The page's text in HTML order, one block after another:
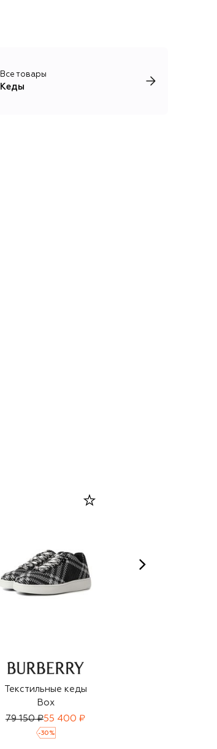
Все товары
Кеды
Текстильные кеды
Box
79 150 ₽55 400 ₽
-30 %